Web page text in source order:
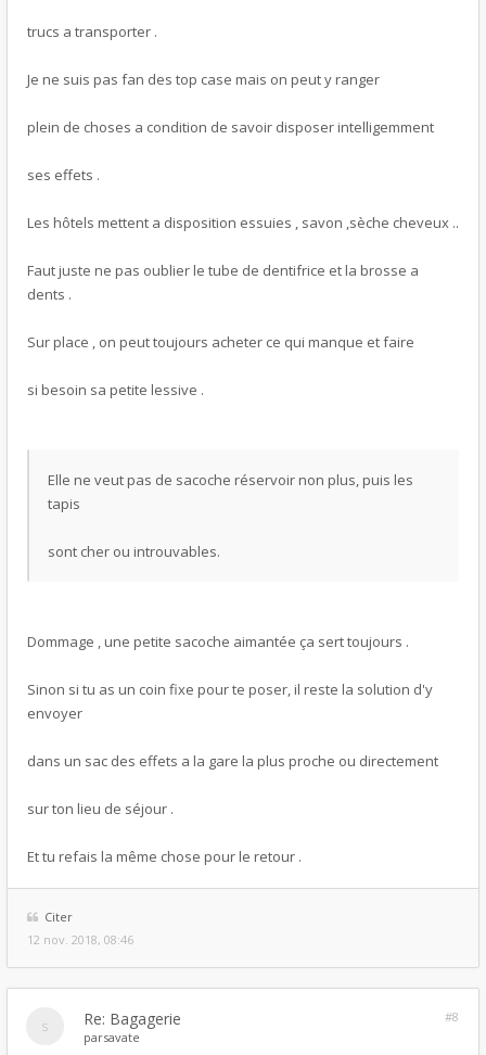
trucs a transporter .
Je ne suis pas fan des top case mais on peut y ranger
plein de choses a condition de savoir disposer intelligemment
ses effets .
Les hôtels mettent a disposition essuies , savon ,sèche cheveux ..
Faut juste ne pas oublier le tube de dentifrice et la brosse a
dents .
Sur place , on peut toujours acheter ce qui manque et faire
si besoin sa petite lessive .
Elle ne veut pas de sacoche réservoir non plus, puis les
tapis
sont cher ou introuvables.
Dommage , une petite sacoche aimantée ça sert toujours .
Sinon si tu as un coin fixe pour te poser, il reste la solution d'y
envoyer
dans un sac des effets a la gare la plus proche ou directement
sur ton lieu de séjour .
Et tu refais la même chose pour le retour .
Citer
12 nov. 2018, 08:46
Re: Bagagerie
#8
parsavate